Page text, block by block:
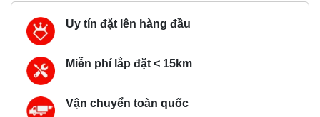
Uy tín đặt lên hàng đầu
Miễn phí lắp đặt < 15km
Vận chuyển toàn quốc